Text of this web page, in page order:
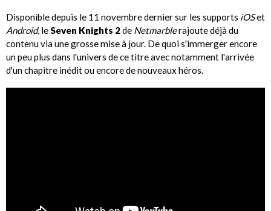
Disponible depuis le 11 novembre dernier sur les supports iOSet
Android, leSeven Knights 2de Netmarblerajoute déjà du
contenu via une grosse mise à jour. De quoi s'immerger encore
un peu plus dans l'univers de ce titre avec notamment l'arrivée
d'un chapitre inédit ou encore de nouveaux héros.